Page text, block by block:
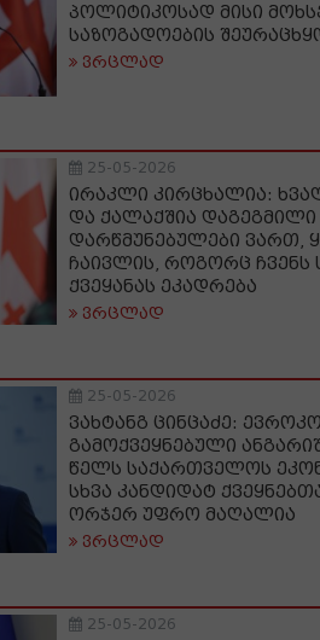
პოლიტიკოსად მისი
საზოგადოების
ვრცლად
25-05-2026
ირაკლი კირცხალია:
და ქალაქშია დაგეგმილი
დარწმუნებულები ვართ,
ჩაივლის, როგორც ჩვენს
ქვეყანას ეკადრება
ვრცლად
25-05-2026
ვახტანგ ცინცაძე:
გამოქვეყნებული
წელს საქართველოს
სხვა კანდიდატ
ორჯერ უფრო მაღალია
ვრცლად
25-05-2026